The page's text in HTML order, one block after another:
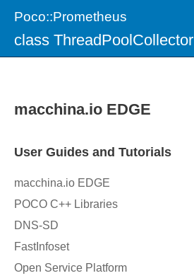
Poco::Prometheus
class ThreadPoolCollector